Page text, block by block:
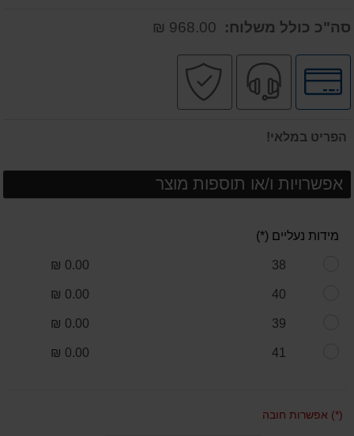
סה"כ כולל משלוח: 968.00 ₪
לחץ
לאפשרויות
תשלומים
שירות
מקצועי
הפריט במלאי!
אפשרויות ו/או תוספות מוצר
מידות נעליים (*)
38
0.00 ₪
40
0.00 ₪
39
0.00 ₪
41
0.00 ₪
(*) אפשרות חובה